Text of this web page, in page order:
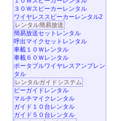
３０Ｗスピーカーレンタル
ワイヤレススピーカーレンタル2
レンタル簡易放送
簡易放送セットレンタル
呼出マイクセットレンタル
車載１０Ｗレンタル
車載６０Ｗレンタル
ポータブルワイヤレスアンプレン
タル
レンタルガイドシステム
ビーガイドレンタル
マルチマイクレンタル
ガイド１０台レンタル
ガイド５０台レンタル